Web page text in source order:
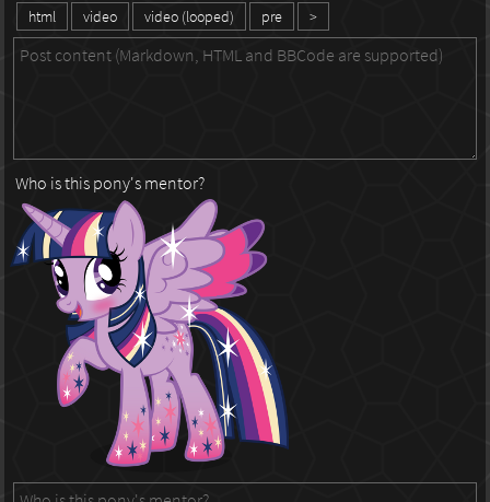
html
video video (looped) pre >
Who is this pony's mentor?